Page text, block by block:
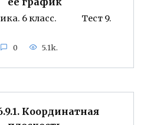
6 класс. Тест 9.
0 5.1k.
Координатная